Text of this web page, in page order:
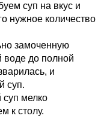
суп на вкус и
нужное количество
замоченную
воде до полной
и
суп.
мелко
к столу.